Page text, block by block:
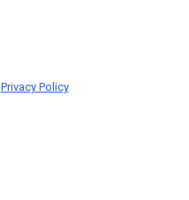
Privacy Policy